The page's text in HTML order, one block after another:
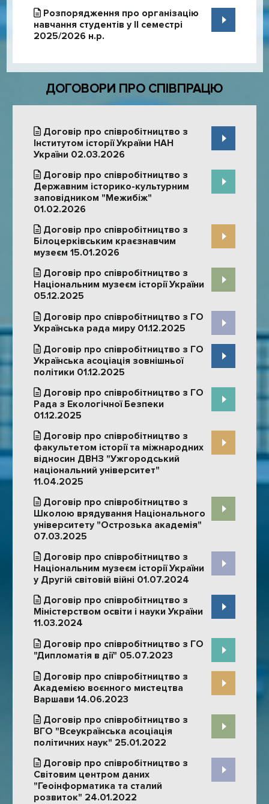
Розпорядження про організацію
навчання студентів у ІІ семестрі
2025/2026 н.р.
ДОГОВОРИ ПРО СПІВПРАЦЮ
Договір про співробітництво з
Інститутом історії України НАН
України 02.03.2026
Договір про співробітництво з
Державним історико-культурним
заповідником "Межибіж"
01.02.2026
Договір про співробітництво з
Білоцерківським краєзнавчим
музеєм 15.01.2026
Договір про співробітництво з
Національним музеєм історії України
05.12.2025
Договір про співробітництво з ГО
Українська рада миру 01.12.2025
Договір про співробітництво з ГО
Українська асоціація зовнішньої
політики 01.12.2025
Договір про співробітництво з ГО
Рада з Екологічної Безпеки
01.12.2025
Договір про співробітництво з
факультетом історії та міжнародних
відносин ДВНЗ "Ужгородський
національний університет"
11.04.2025
Договір про співробітництво з
Школою врядування Національного
університету "Острозька академія"
07.03.2025
Договір про співробітництво з
Національним музеєм історії України
у Другій світовій війні 01.07.2024
Договір про співробітництво з
Міністерством освіти і науки України
11.03.2024
Договір про співробітництво з ГО
"Дипломатія в дії" 05.07.2023
Договір про співробітництво з
Академією воєнного мистецтва
Варшави 14.06.2023
Договір про співробітництво з
ВГО "Всеукраїнська асоціація
політичних наук" 25.01.2022
Договір про співробітництво з
Світовим центром даних
"Геоінформатика та сталий
розвиток" 24.01.2022